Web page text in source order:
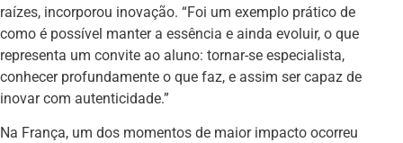
raízes, incorporou inovação. “Foi um exemplo prático de
como é possível manter a essência e ainda evoluir, o que
representa um convite ao aluno: tornar-se especialista,
conhecer profundamente o que faz, e assim ser capaz de
inovar com autenticidade.”
Na França, um dos momentos de maior impacto ocorreu